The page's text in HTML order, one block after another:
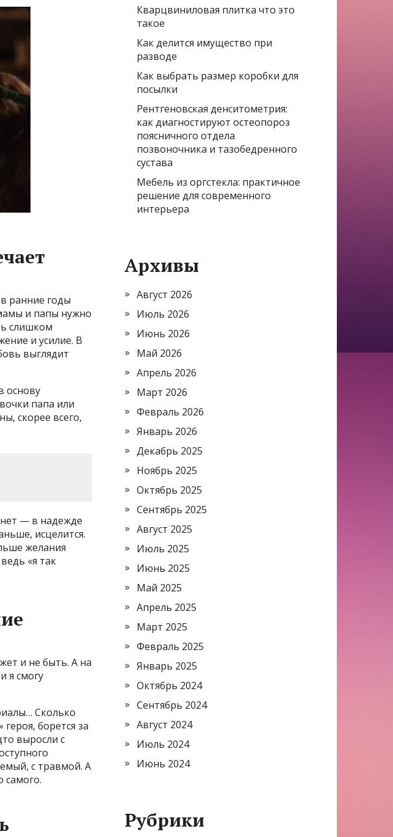
ранние годы
и папы нужно
слишком
и усилие. В
выглядит
основу
папа или
скорее всего,
— в надежде
исцелится.
желания
«я так
и не быть. А на
я смогу
Сколько
борется за
выросли с
с травмой. А
самого.
Кварцвиниловая плитка что это
такое
Как делится имущество при
разводе
Как выбрать размер коробки для
посылки
Рентгеновская денситометрия:
как диагностируют остеопороз
поясничного отдела
позвоночника и тазобедренного
сустава
Мебель из оргстекла: практичное
решение для современного
интерьера
Архивы
Август 2026
Июль 2026
Июнь 2026
Май 2026
Апрель 2026
Март 2026
Февраль 2026
Январь 2026
Декабрь 2025
Ноябрь 2025
Октябрь 2025
Сентябрь 2025
Август 2025
Июль 2025
Июнь 2025
Май 2025
Апрель 2025
Март 2025
Февраль 2025
Январь 2025
Октябрь 2024
Сентябрь 2024
Август 2024
Июль 2024
Июнь 2024
Рубрики